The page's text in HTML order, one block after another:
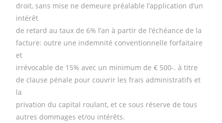
droit, sans mise ne demeure préalable l’application d’un
intérêt
de retard au taux de 6% l’an à partir de l’échéance de la
facture: outre une indemnité conventionnelle forfaitaire
et
irrévocable de 15% avec un minimum de € 500-. à titre
de clause pénale pour couvrir les frais administratifs et
la
privation du capital roulant, et ce sous réserve de tous
autres dommages et/ou intérêts.